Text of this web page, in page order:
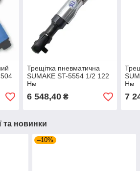
Трещітка пневматична
SUMAKE ST-5554 1/2 122
Нм
6 548,40₴
Нм
7
та новинки
–10%